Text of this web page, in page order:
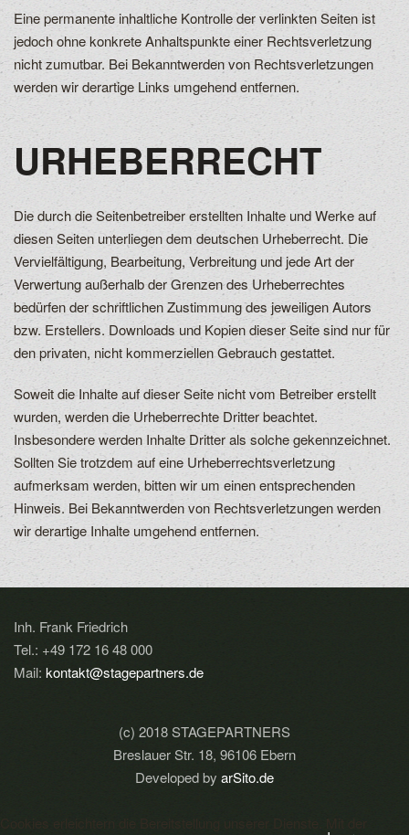
Eine permanente inhaltliche Kontrolle der verlinkten Seiten ist
jedoch ohne konkrete Anhaltspunkte einer Rechtsverletzung
nicht zumutbar. Bei Bekanntwerden von Rechtsverletzungen
werden wir derartige Links umgehend entfernen.
URHEBERRECHT
Die durch die Seitenbetreiber erstellten Inhalte und Werke auf
diesen Seiten unterliegen dem deutschen Urheberrecht. Die
Vervielfältigung, Bearbeitung, Verbreitung und jede Art der
Verwertung außerhalb der Grenzen des Urheberrechtes
bedürfen der schriftlichen Zustimmung des jeweiligen Autors
bzw. Erstellers. Downloads und Kopien dieser Seite sind nur für
den privaten, nicht kommerziellen Gebrauch gestattet.
Soweit die Inhalte auf dieser Seite nicht vom Betreiber erstellt
wurden, werden die Urheberrechte Dritter beachtet.
Insbesondere werden Inhalte Dritter als solche gekennzeichnet.
Sollten Sie trotzdem auf eine Urheberrechtsverletzung
aufmerksam werden, bitten wir um einen entsprechenden
Hinweis. Bei Bekanntwerden von Rechtsverletzungen werden
wir derartige Inhalte umgehend entfernen.
Inh. Frank Friedrich
Tel.: +49 172 16 48 000
Mail: kontakt@stagepartners.de
(c) 2018 STAGEPARTNERS
Breslauer Str. 18, 96106 Ebern
Developed by arSito.de